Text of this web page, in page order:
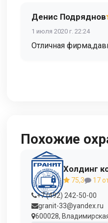
Денис Подряднов
1 июля 2020 г. 22:24
Отличная
Похожие
Холдинг
75,3
17
+7 (492) 242-50-00
granit-33@yandex.ru
600028,